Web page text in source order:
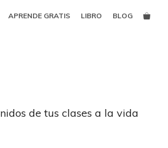
APRENDE GRATIS LIBRO BLOG
de tus clases a la vida